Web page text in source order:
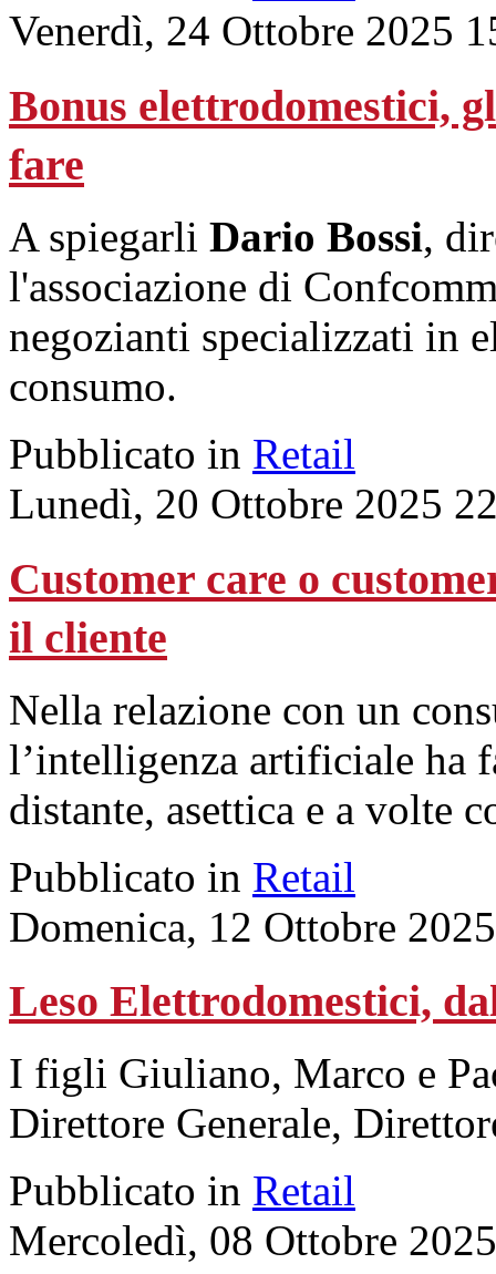
Venerdì, 24 Ottobre 2025
Bonus elettrodomestici,
fare
A spiegarli Dario Bossi,
l'associazione di
negozianti specializzati in
consumo.
Pubblicato in Retail
Lunedì, 20 Ottobre 2025
Customer care o
il cliente
Nella relazione con un
l’intelligenza artificiale ha
distante, asettica e a volte
Pubblicato in Retail
Domenica, 12 Ottobre
Leso Elettrodomestici,
I figli Giuliano, Marco e
Direttore Generale,
Pubblicato in Retail
Mercoledì, 08 Ottobre